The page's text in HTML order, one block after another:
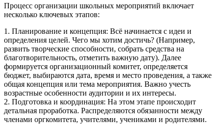
Процесс организации школьных мероприятий включает
несколько ключевых этапов:
1. Планирование и концепция: Всё начинается с идеи и
определения целей. Чего мы хотим достичь? (Например,
развить творческие способности, собрать средства на
благотворительность, отметить важную дату). Далее
формируется организационный комитет, определяется
бюджет, выбираются дата, время и место проведения, а также
общая концепция или тема мероприятия. Важно учесть
возрастные особенности аудитории и их интересы.
2. Подготовка и координация: На этом этапе происходит
детальная проработка. Распределяются обязанности между
членами оргкомитета, учителями, учениками и родителями.